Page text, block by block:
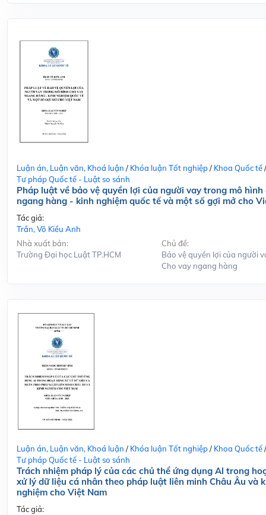
Luận án, Luận văn, Khoá luận / Khóa luận Tốt nghiệp/ Khoa Quốc tế/
Tư pháp Quốc tế - Luật so sánh
Pháp luật về bảo vệ quyền lợi của người vay trong mô hình
ngang hàng - kinh nghiệm quốc tế và một số gợi mở cho
Tác giả:
Trần, Võ Kiều Anh
Nhà xuất bản:
Trường Đại học Luật TP.HCM
Chủ đề:
Bảo vệ quyền lợi của người
Cho vay ngang hàng
Luận án, Luận văn, Khoá luận / Khóa luận Tốt nghiệp/ Khoa Quốc tế/
Tư pháp Quốc tế - Luật so sánh
Trách nhiệm pháp lý của các chủ thể ứng dụng Al trong
xử lý dữ liệu cá nhân theo pháp luật liên minh Châu Âu và
nghiệm cho Việt Nam
Tác giả: